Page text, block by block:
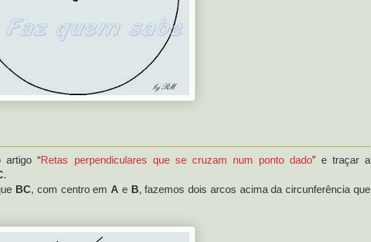
artigo “Retas perpendiculares que se cruzam num ponto dado” e traçar a
.
BC, com centro em A e B, fazemos dois arcos acima da circunferência que